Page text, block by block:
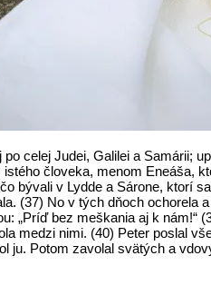
po celej Judei, Galilei a Samárii;
istého človeka, menom Eneáša,
bývali v Lydde a Sárone, ktorí
(37) No v tých dňoch ochorela
„Príď bez meškania aj k nám!“
medzi nimi. (40) Peter poslal
ju. Potom zavolal svätých a